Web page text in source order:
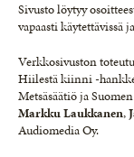
Sivusto löytyy
vapaasti käytettävissä
Verkkosivuston
Hiilestä kiinni -
Metsäsäätiö ja
Markku Laukkanen,
Audiomedia Oy.